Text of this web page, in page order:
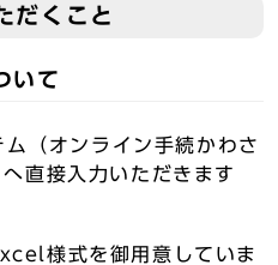
だくこと
いて
（オンライン手続かわさ
直接入力いただきます
様式を御用意していま